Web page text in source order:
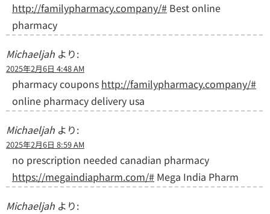
http://familypharmacy.company/# Best online
pharmacy
Michaeljah より:
2025年2月6日 4:48 AM
pharmacy coupons http://familypharmacy.company/#
online pharmacy delivery usa
Michaeljah より:
2025年2月6日 8:59 AM
no prescription needed canadian pharmacy
https://megaindiapharm.com/# Mega India Pharm
Michaeljah より: